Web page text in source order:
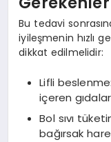
Bu tedavi
iyileşmenin hızlı
dikkat edilmelidir:
Lifli
içeren
Bol sıvı
bağırsak